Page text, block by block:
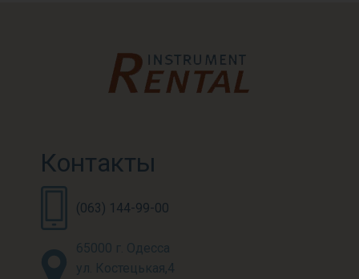
Контакты
(063) 144-99-00
65000 г. Одесса
ул. Костецькая,4